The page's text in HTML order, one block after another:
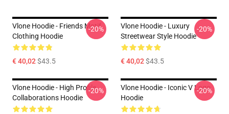
Vlone Hoodie - Friends Motif
Clothing Hoodie
€ 40,02$43.5
-20%
Vlone Hoodie - Luxury
Streetwear Style Hoodie
€ 40,02$43.5
-20%
Vlone Hoodie - High Profile
Collaborations Hoodie
-20%
Vlone Hoodie - Iconic V Logo
Hoodie
-20%